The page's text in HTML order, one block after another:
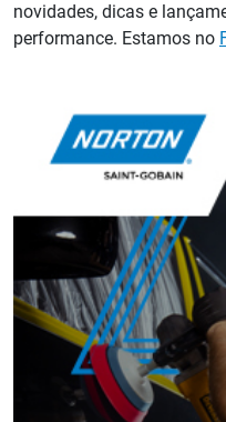
novidades, dicas e
performance. Estamos no